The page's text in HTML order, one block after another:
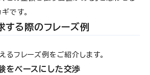
です。
する際のフレーズ例
るフレーズ例をご紹介します。
をベースにした交渉